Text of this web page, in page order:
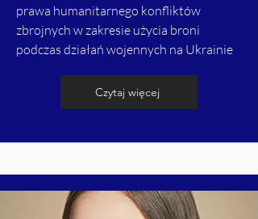
prawa humanitarnego konfliktów
zbrojnych w zakresie użycia broni
podczas działań wojennych na Ukrainie
Czytaj więcej